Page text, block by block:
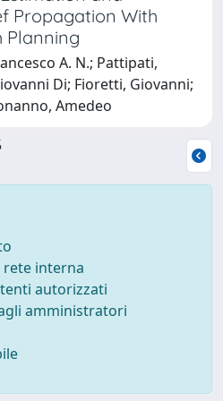
Propagation With
Planning
A. N.; Pattipati,
Di; Fioretti, Giovanni;
Amedeo
interna
autorizzati
amministratori